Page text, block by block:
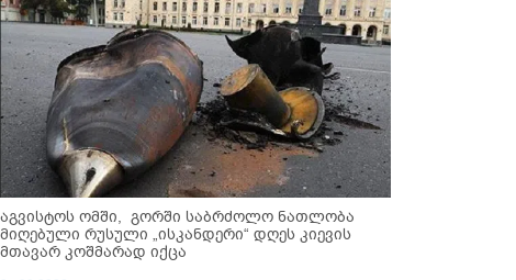
აგვისტოს ომში, გორში საბრძოლო ნათლობა
მიღებული რუსული „ისკანდერი“ დღეს კიევის
მთავარ კოშმარად იქცა